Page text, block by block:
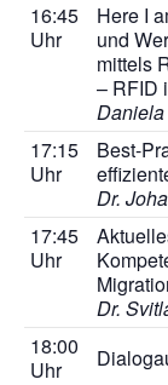
16:45
Uhr
Here I
und
mittels
– RFID
17:15
Uhr
Best-
Dr.
17:45
Uhr
Dr.
18:00
Uhr